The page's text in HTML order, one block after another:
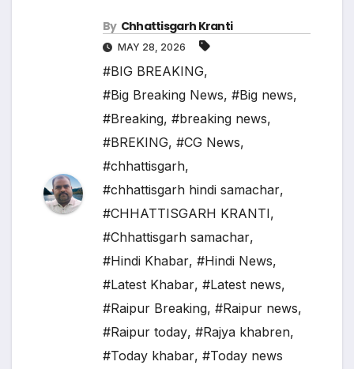
By Chhattisgarh Kranti
MAY 28, 2026
#BIG BREAKING,
#Big Breaking News, #Big news,
#Breaking, #breaking news,
#BREKING, #CG News,
#chhattisgarh,
#chhattisgarh hindi samachar,
#CHHATTISGARH KRANTI,
#Chhattisgarh samachar,
#Hindi Khabar, #Hindi News,
#Latest Khabar, #Latest news,
#Raipur Breaking, #Raipur news,
#Raipur today, #Rajya khabren,
#Today khabar, #Today news